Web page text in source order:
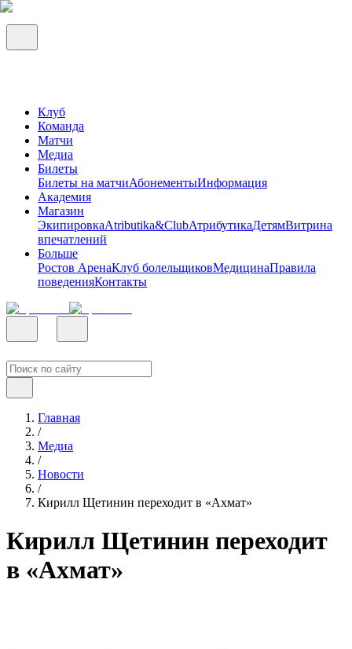
Клуб
Команда
Матчи
Медиа
Билеты
Билеты на матчиАбонементыИнформация
Академия
Магазин
ЭкипировкаAtributika&ClubАтрибутикаДетямВитрина
впечатлений
Больше
Ростов АренаКлуб болельщиковМедицинаПравила
поведенияКонтакты
Главная
/
Медиа
/
Новости
/
Кирилл Щетинин переходит в «Ахмат»
Кирилл Щетинин переходит
в «Ахмат»